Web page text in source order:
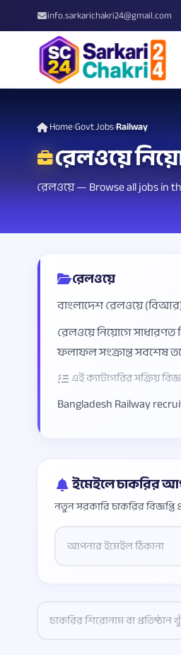
info.sarkarichakri24@gmail.com
Home›Govt Jobs›Railway
রেলওয়ে
রেলওয়ে — Browse all jobs in
রেলওয়ে
বাংলাদেশ রেলওয়ে
রেলওয়ে নিয়োগে সাধারণত
ফলাফল সংক্রান্ত সবশেষ
এই ক্যাটাগরির সক্রিয়
Bangladesh Railway
ইমেইলে চাকরির
নতুন সরকারি চাকরির
Website